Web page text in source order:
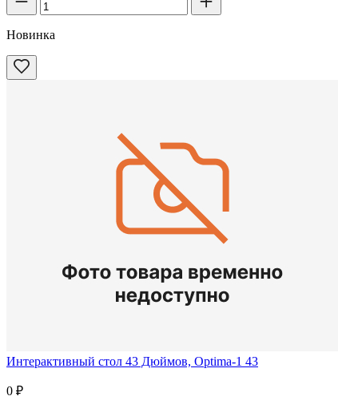
Новинка
Интерактивный стол 43 Дюймов, Optima-1 43
0 ₽